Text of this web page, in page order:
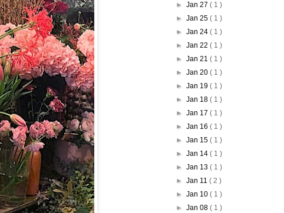
►Jan 27( 1 )
►Jan 25( 1 )
►Jan 24( 1 )
►Jan 22( 1 )
►Jan 21( 1 )
►Jan 20( 1 )
►Jan 19( 1 )
►Jan 18( 1 )
►Jan 17( 1 )
►Jan 16( 1 )
►Jan 15( 1 )
►Jan 14( 1 )
►Jan 13( 1 )
►Jan 11( 2 )
►Jan 10( 1 )
►Jan 08( 1 )